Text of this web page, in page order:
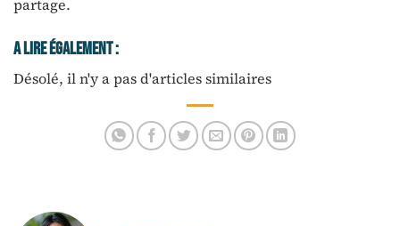
partage.
A Lire Également :
Désolé, il n'y a pas d'articles similaires